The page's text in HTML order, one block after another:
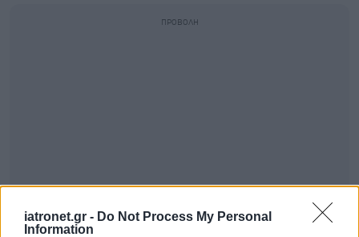
iatronet.gr - Do Not Process My Personal
Information